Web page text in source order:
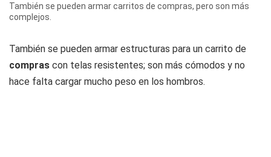
También se pueden armar carritos de compras, pero son más
complejos.
También se pueden armar estructuras para un carrito de
compras con telas resistentes; son más cómodos y no
hace falta cargar mucho peso en los hombros.